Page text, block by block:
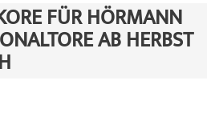
FÜR HÖRMANN
AB HERBST